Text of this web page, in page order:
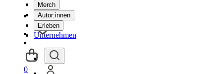
Merch
Autor:innen
Erleben
Unternehmen
0